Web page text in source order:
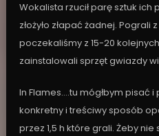
Wokalista rzucił parę sztuk ich
złożyło złapać żadnej. Pograli
poczekaliśmy z 15-20
zainstalowali sprzęt gwiazdy
In Flames….tu mógłbym pisać
konkretny i treściwy sposób
przez 1,5 h które grali. Żeby